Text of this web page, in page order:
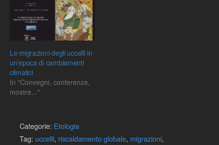
Le migrazioni degli uccelli in
un’epoca di cambiamenti
climatici
In "Convegni, conferenze,
mostre..."
Categorie: Etologia
Tag: uccelli, riscaldamento globale, migrazioni,